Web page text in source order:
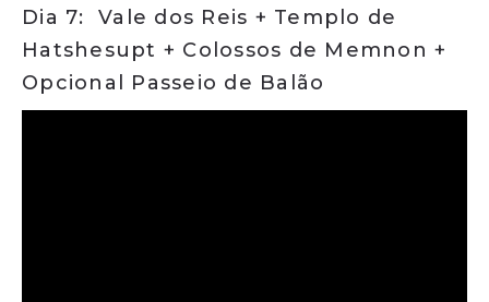
Dia 7: Vale dos Reis + Templo de
Hatshesupt + Colossos de Memnon +
Opcional Passeio de Balão